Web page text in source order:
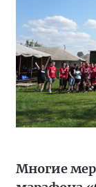
Многие